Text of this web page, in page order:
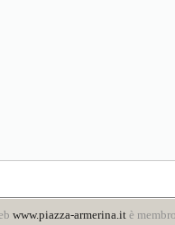
www.piazza-armerina.itè